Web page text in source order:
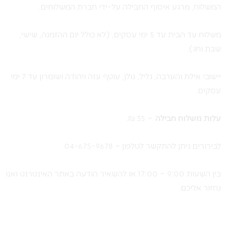
המשלוח, מרגע איסוף החבילה על-ידי חברת המשלוחים.
משלוח עד הבית עד 5 ימי עסקים, (לא כולל יום ההזמנה, שישי,
שבת וחג).
יישובי אילת והערבה, גליל, גולן, עוטף עזה ויהודה ושומרון עד 7 ימי
עסקים.
עלות משלוח חבילה – 35 ₪.
לבירורים ניתן להתקשר לטלפון – 04-675-9678
בין השעות 9:00 – 17:00 או להשאיר הודעה באתר האינטרנט ואנו
נחזור אליכם.